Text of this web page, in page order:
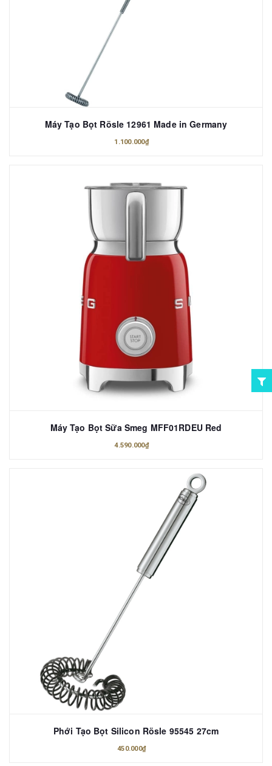
Máy Tạo Bọt Rösle 12961 Made in Germany
1.100.000₫
Máy Tạo Bọt Sữa Smeg MFF01RDEU Red
4.590.000₫
Phới Tạo Bọt Silicon Rösle 95545 27cm
450.000₫